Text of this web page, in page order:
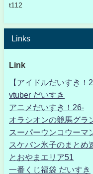
t112
Links
Link
【アイドルだいすき！
vtuber だいすき
アニメだいすき！26-
オラシオンの競馬グラ
スーパーウンコウーマ
スケバン氷子のまとめ
とおやまエリア51
一番くじ福袋 だいすき